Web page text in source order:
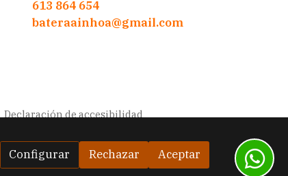
613 864 654
bateraainhoa@gmail.com
Declaración de accesibilidad
Configurar Rechazar Aceptar